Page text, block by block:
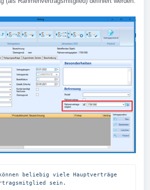
beliebig viele Hauptverträge
sein.